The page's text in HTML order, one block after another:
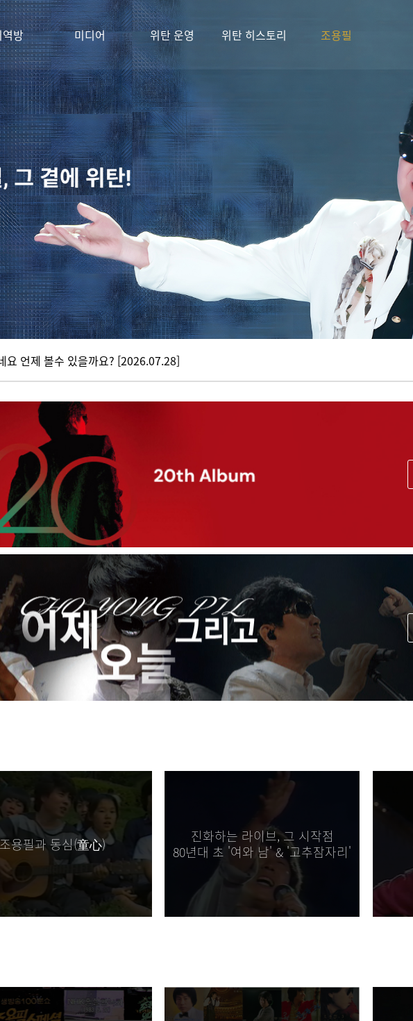
방 미디어 위탄 운영 위탄 히스토리 조용필
서트가 되길~~~ [2026.08.07]
요 언제 볼수 있을까요? [2026.07.28]
계시죠? 만날볼수 있는날을 기다리고 있어요 [2026.07.28]
였어요 용!..용필오빠 영상 찾아 볼수록 너무 보고싶어서 필!..필히 이번에는 올콘하고 싶다아
^^ [2026.07.16]
고 생각하니 평생 가장 사랑한사람 콘서트는 한번 보고 죽어야 겠다고 생각해서 오늘 드디어 가입 했습니
겠다 [2026.07.04]
라오면 좋겠어요! [2026.07.01]
?? [2026.07.01]
계시죠? 만날볼수 있는날을 기다리고 있어요 [2026.07.28]
이였어요 용!..용필오빠 영상 찾아 볼수록 너무 보고싶어서 필!..필히 이번에는 올콘하고 싶다아
^^ [2026.07.16]
겠다 [2026.07.04]
조용필과 동심(童心)
진화하는 라이브, 그 시작점
80년대 초 '여와 남' & '고추잠자리'